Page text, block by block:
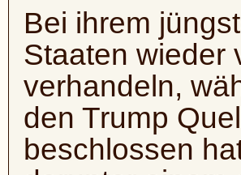
Bei ihrem
Staaten wieder
verhandeln,
den Trump
beschlossen